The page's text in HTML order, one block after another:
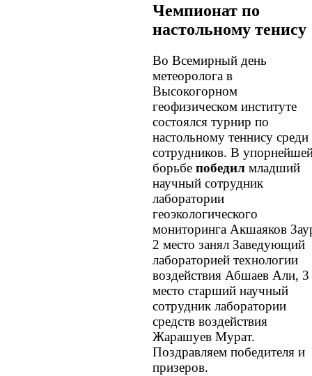
Чемпионат по
настольному тенису
Во Всемирный день
метеоролога в
Высокогорном
геофизическом институте
состоялся турнир по
настольному теннису среди
сотрудников. В
борьбе победил младший
научный сотрудник
лаборатории
геоэкологического
мониторинга Акшаяков
2 место занял Заведующий
лабораторией технологии
воздействия Абшаев Али, 3
место старший научный
сотрудник лаборатории
средств воздействия
Жарашуев Мурат.
Поздравляем победителя и
призеров.